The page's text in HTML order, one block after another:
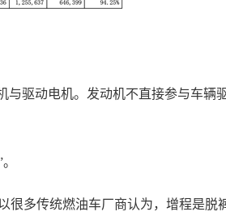
与驱动电机。发动机不直接参与车辆
很多传统燃油车厂商认为，增程是脱